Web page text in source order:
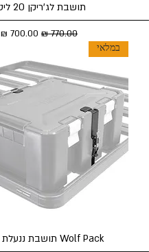
תושבת לג'ריקן 20 ליטר
מחיר רגיל מחיר מבצע
במלאי
Wolf Pack תושבת ננעלת לארגז